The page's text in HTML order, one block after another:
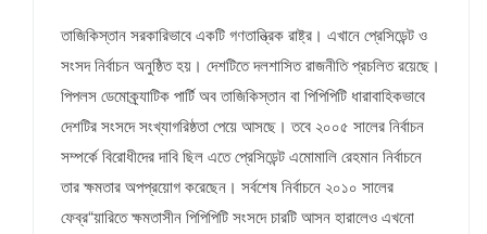
তাজিকিস্তান সরকারিভাবে একটি গণতান্ত্রিক রাষ্ট্র। এখানে প্রেসিডেন্ট ও
সংসদ নির্বাচন অনুষ্ঠিত হয়। দেশটিতে দলশাসিত রাজনীতি প্রচলিত রয়েছে।
পিপলস ডেমোক্র্যাটিক পার্টি অব তাজিকিস্তান বা পিপিপিটি ধারাবাহিকভাবে
দেশটির সংসদে সংখ্যাগরিষ্ঠতা পেয়ে আসছে। তবে ২০০৫ সালের নির্বাচন
সম্পর্কে বিরোধীদের দাবি ছিল এতে প্রেসিডেন্ট এমোমালি রেহমান নির্বাচনে
তার ক্ষমতার অপপ্রয়োগ করেছেন। সর্বশেষ নির্বাচনে ২০১০ সালের
ফেব্র“য়ারিতে ক্ষমতাসীন পিপিপিটি সংসদে চারটি আসন হারালেও এখনো